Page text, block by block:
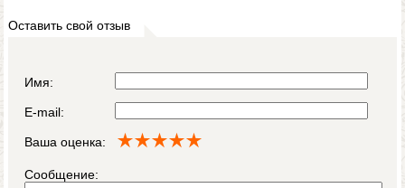
Оставить свой отзыв
Имя:
E-mail:
Ваша оценка:
Сообщение: